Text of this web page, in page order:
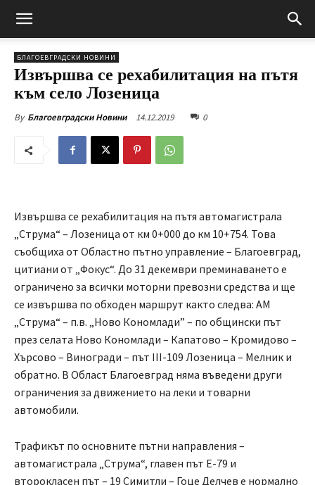
БЛАГОЕВГРАДСКИ НОВИНИ
Извършва се рехабилитация на пътя
към село Лозеница
By Благоевградски Новини 14.12.2019 0
Извършва се рехабилитация на пътя автомагистрала
„Струма“ – Лозеница от км 0+000 до км 10+754. Това
съобщиха от Областно пътно управление – Благоевград,
цитиани от „Фокус“. До 31 декември преминаването е
ограничено за всички моторни превозни средства и ще
се извършва по обходен маршрут както следва: АМ
„Струма“ – п.в. „Ново Кономлади” – по общински път
през селата Ново Кономлади – Капатово – Кромидово –
Хърсово – Виногради – път ІІІ-109 Лозеница – Мелник и
обратно. В Област Благоевград няма въведени други
ограничения за движението на леки и товарни
автомобили.
Трафикът по основните пътни направления –
автомагистрала „Струма“, главен път Е-79 и
второкласен път – 19 Симитли – Гоце Делчев е нормално